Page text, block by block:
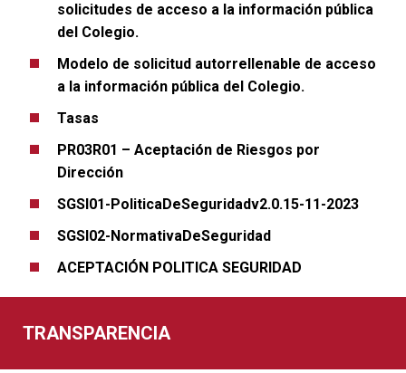
solicitudes de acceso a la información pública
del Colegio.
Modelo de solicitud autorrellenable de acceso
a la información pública del Colegio.
Tasas
PR03R01 – Aceptación de Riesgos por
Dirección
SGSI01-PoliticaDeSeguridadv2.0.15-11-2023
SGSI02-NormativaDeSeguridad
ACEPTACIÓN POLITICA SEGURIDAD
TRANSPARENCIA